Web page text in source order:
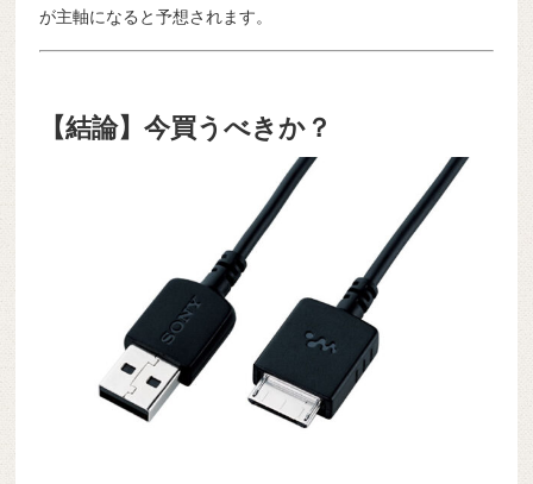
が主軸になると予想されます。
【結論】今買うべきか？